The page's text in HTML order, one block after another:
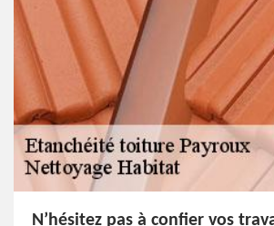
N’hésitez pas à confier vos